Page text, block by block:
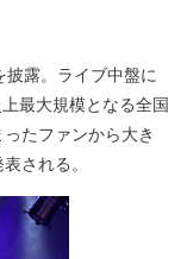
露。ライブ中盤に
最大規模となる全国
たファンから大き
される。